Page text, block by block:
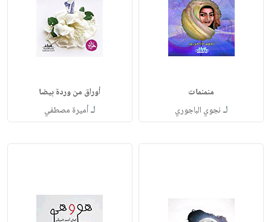
منمنمات
لـ نجوي الباجوري
أوراق من وردة بيضا
لـأميرة مصطفي